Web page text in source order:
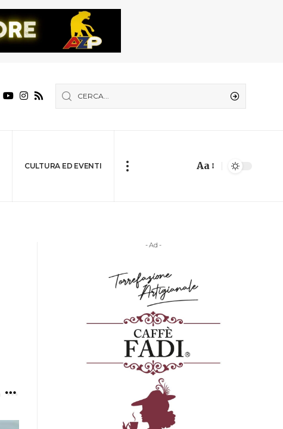
CULTURA ED EVENTI Aa
- Ad -